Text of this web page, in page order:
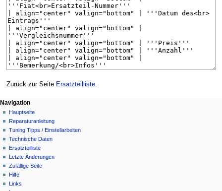
Zurück zur Seite Ersatzteilliste.
Navigationsmenü
Seitenaktionen
Seite
Diskussion
Lesen
Quelltext
anzeigen
Versionsgeschichte
Meine Werkzeuge
Anmelden
Benutzerkonto
beantragen
Navigation
Hauptseite
Reparaturanleitung
Tuning Tipps / Einstellarbeiten
Technische Daten
Ersatzteilliste
Letzte Änderungen
Zufällige Seite
Hilfe
Links